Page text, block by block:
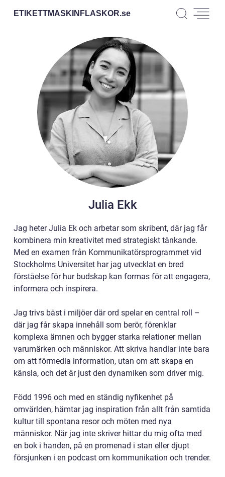
ETIKETTMASKINFLASKOR.se
Julia Ekk
Jag heter Julia Ek och arbetar som skribent, där jag får
kombinera min kreativitet med strategiskt tänkande.
Med en examen från Kommunikatörsprogrammet vid
Stockholms Universitet har jag utvecklat en bred
förståelse för hur budskap kan formas för att engagera,
informera och inspirera.
Jag trivs bäst i miljöer där ord spelar en central roll –
där jag får skapa innehåll som berör, förenklar
komplexa ämnen och bygger starka relationer mellan
varumärken och människor. Att skriva handlar inte bara
om att förmedla information, utan om att skapa en
känsla, och det är just den dynamiken som driver mig.
Född 1996 och med en ständig nyfikenhet på
omvärlden, hämtar jag inspiration från allt från samtida
kultur till spontana resor och möten med nya
människor. När jag inte skriver hittar du mig ofta med
en bok i handen, på en promenad i stan eller djupt
försjunken i en podcast om kommunikation och trender.